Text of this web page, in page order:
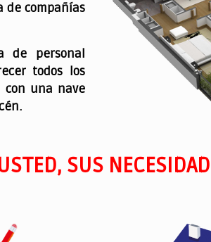
de compañías
de personal
todos los
con una nave
SUS